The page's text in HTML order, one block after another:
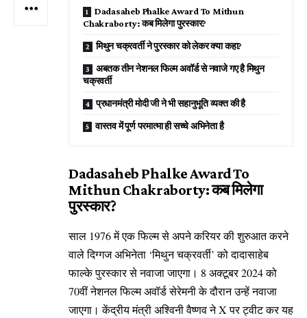
Dadasaheb Phalke Award To Mithun
Chakraborty: कब मिलेगा पुरस्कार?
मिथुन चक्रवर्ती ने पुरस्कार को लेकर क्या कहा?
अबतक तीन नेशनल फिल्म अवॉर्ड से नवाजे गए है मिथुन
चक्रवर्ती
प्रधानमंत्री मोदी जी ने भी सहानुभूति व्यक्त की है
वास्तव में पूर्ण परमात्मा ही सच्चे अभिनेता है
Dadasaheb Phalke Award To
Mithun Chakraborty: कब मिलेगा
पुरस्कार?
साल 1976 में एक फिल्म से अपने करियर की शुरुआत करने
वाले दिग्गज अभिनेता ‘मिथुन चक्रवर्ती’ को दादासाहेब
फाल्के पुरस्कार से नवाजा जाएगा। 8 अक्टूबर 2024 को
70वीं नेशनल फिल्म अवॉर्ड सेरेमनी के दौरान उन्हें नवाजा
जाएगा। केंद्रीय मंत्री अश्विनी वैष्णव ने X पर ट्वीट कर यह